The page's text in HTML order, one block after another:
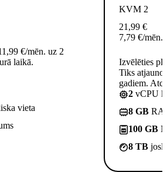
€/mēn. uz 2
laikā.
vieta
KVM 2
21,99 €
7,79 €/mēn.
Izvēlēties
Tiks
gadiem.
2 vCPU
8 GB
100 GB
8 TB